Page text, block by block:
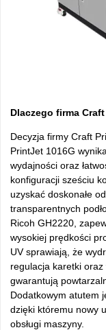
Dlaczego firma
Decyzja firmy Craft
PrintJet 1016G
wydajności oraz
konfiguracji sześciu
uzyskać doskonałe
transparentnych
Ricoh GH2220,
wysokiej prędkości
UV sprawiają, że
regulacja karetki
gwarantują
Dodatkowym atutem
dzięki któremu nowy u
obsługi maszyny.